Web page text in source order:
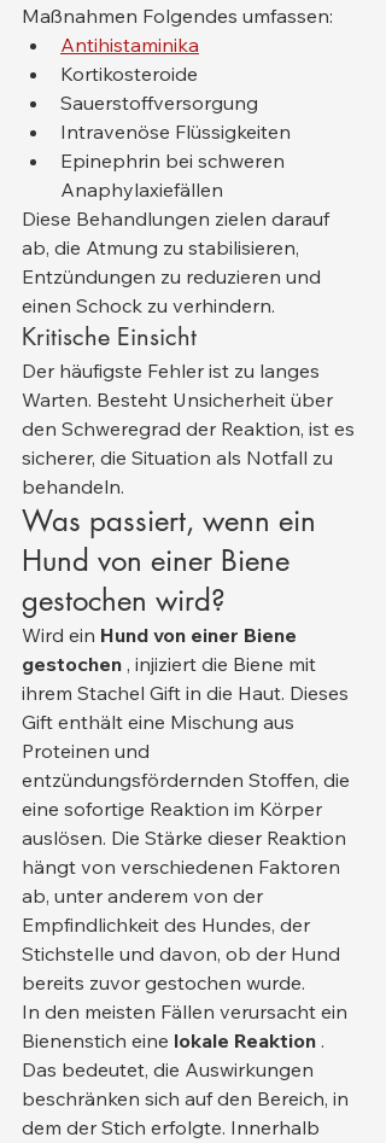
Maßnahmen Folgendes umfassen:
Antihistaminika
Kortikosteroide
Sauerstoffversorgung
Intravenöse Flüssigkeiten
Epinephrin bei schweren
Anaphylaxiefällen
Diese Behandlungen zielen darauf
ab, die Atmung zu stabilisieren,
Entzündungen zu reduzieren und
einen Schock zu verhindern.
Kritische Einsicht
Der häufigste Fehler ist zu langes
Warten. Besteht Unsicherheit über
den Schweregrad der Reaktion, ist es
sicherer, die Situation als Notfall zu
behandeln.
Was passiert, wenn ein
Hund von einer Biene
gestochen wird?
Wird ein Hund von einer Biene
gestochen , injiziert die Biene mit
ihrem Stachel Gift in die Haut. Dieses
Gift enthält eine Mischung aus
Proteinen und
entzündungsfördernden Stoffen, die
eine sofortige Reaktion im Körper
auslösen. Die Stärke dieser Reaktion
hängt von verschiedenen Faktoren
ab, unter anderem von der
Empfindlichkeit des Hundes, der
Stichstelle und davon, ob der Hund
bereits zuvor gestochen wurde.
In den meisten Fällen verursacht ein
Bienenstich eine lokale Reaktion .
Das bedeutet, die Auswirkungen
beschränken sich auf den Bereich, in
dem der Stich erfolgte. Innerhalb